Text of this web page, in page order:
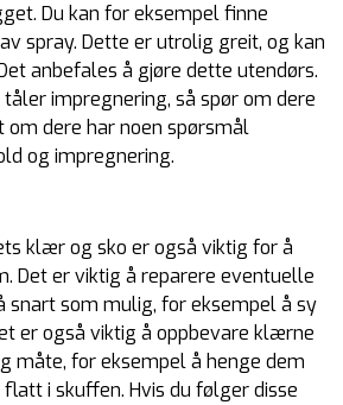
Du kan for eksempel finne
spray. Dette er utrolig greit, og kan
anbefales å gjøre dette utendørs.
impregnering, så spør om dere
om dere har noen spørsmål
og impregnering.
klær og sko er også viktig for å
Det er viktig å reparere eventuelle
snart som mulig, for eksempel å sy
er også viktig å oppbevare klærne
måte, for eksempel å henge dem
i skuffen. Hvis du følger disse